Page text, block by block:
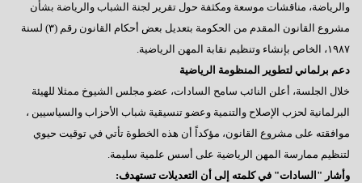
والرياضة، مناقشات موسعة ومكثفة حول تقرير لجنة الشباب والرياضة بشأن
مشروع القانون المقدم من الحكومة بتعديل بعض أحكام القانون رقم (٣) لسنة
١٩٨٧، الخاص بإنشاء وتنظيم نقابة المهن الرياضية.
دعم برلماني لتطوير المنظومة الرياضية
خلال الجلسة، أعلن النائب سامح السادات، عضو مجلس الشيوخ ممثلا للهيئة
البرلمانية لحزب الإصلاح والتنمية وعضو تنسيقية شباب الأحزاب والسياسيين ،
موافقته على مشروع القانون، مؤكداً أن هذه الخطوة تأتي في توقيت حيوي
لتنظيم ممارسة المهن الرياضية على أسس علمية سليمة.
وأشار "السادات" في كلمته إلى أن التعديلات تستهدف: